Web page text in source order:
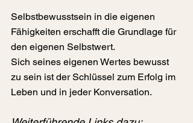
Selbstbewusstsein in die eigenen
Fähigkeiten erschafft die Grundlage für
den eigenen Selbstwert.
Sich seines eigenen Wertes bewusst
zu sein ist der Schlüssel zum Erfolg im
Leben und in jeder Konversation.